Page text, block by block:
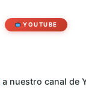
YOUTUBE
a nuestro canal de